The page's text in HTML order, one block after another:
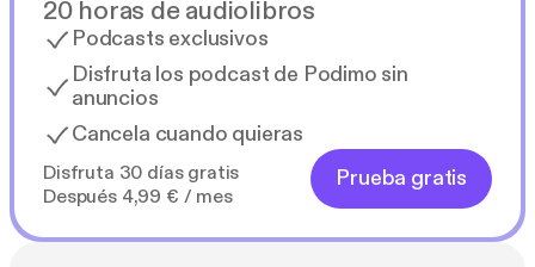
20 horas de audiolibros
Podcasts exclusivos
Disfruta los podcast de Podimo sin
anuncios
Cancela cuando quieras
Disfruta 30 días gratis
Después 4,99 € / mes
Prueba gratis